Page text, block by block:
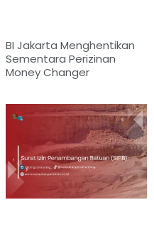
BI Jakarta Menghentikan
Sementara Perizinan
Money Changer